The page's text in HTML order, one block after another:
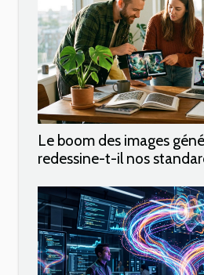
Le boom des images
redessine-t-il nos